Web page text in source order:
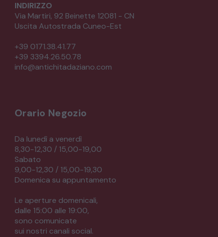
INDIRIZZO
Via Martiri, 92 Beinette 12081 - CN
Uscita Autostrada Cuneo-Est
+39 0171.38.41.77
+39 3394.26.50.78
info@antichitadaziano.com
Orario Negozio
Da lunedì a venerdì
8,30-12,30 / 15,00-19,00
Sabato
9,00-12,30 / 15,00-19,30
Domenica su appuntamento
Le aperture domenicali,
dalle 15:00 alle 19:00,
sono comunicate
sui nostri canali social.